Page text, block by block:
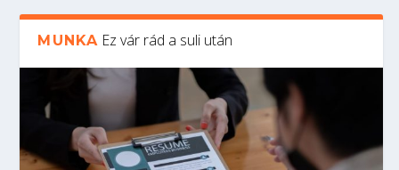
MUNKA Ez vár rád a suli után